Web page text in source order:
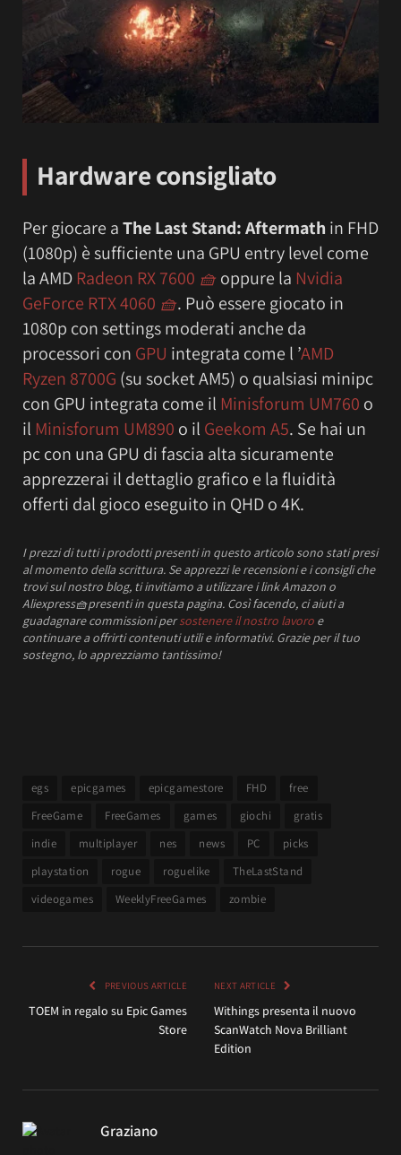
Hardware consigliato
Per giocare aThe Last Stand: Aftermathin FHD
(1080p) è sufficiente una GPU entry level come
la AMD Radeon RX 7600 🧺 oppure la Nvidia
GeForce RTX 4060 🧺. Può essere giocato in
1080p con settings moderati anche da
processori con GPU integrata come l ’AMD
Ryzen 8700G (su socket AM5) o qualsiasi minipc
con GPU integrata come il Minisforum UM760 o
il Minisforum UM890 o il Geekom A5. Se hai un
pc con una GPU di fascia alta sicuramente
apprezzerai il dettaglio grafico e la fluidità
offerti dal gioco eseguito in QHD o 4K.
I prezzidi tutti i prodotti presenti in questo articolo sono stati presi
al momento della scrittura. Se apprezzi le recensioni e i consigli che
trovi sul nostro blog, ti invitiamo a utilizzare i link Amazon o
Aliexpress🧺presenti in questa pagina. Così facendo, ci aiuti a
guadagnare commissioni persostenere il nostro lavoro e
continuare a offrirti contenuti utili e informativi. Grazie per il tuo
sostegno, lo apprezziamo tantissimo!
egs epicgames epicgamestore FHD
free
FreeGame
FreeGames games giochi
gratis
indie
multiplayer nes news PC
picks
playstation
rogue roguelike
TheLastStand
videogames
WeeklyFreeGames zombie
PREVIOUS ARTICLE
TOEM in regalo su Epic Games
Store
NEXT ARTICLE
Withings presenta il nuovo
ScanWatch Nova Brilliant
Edition
Graziano